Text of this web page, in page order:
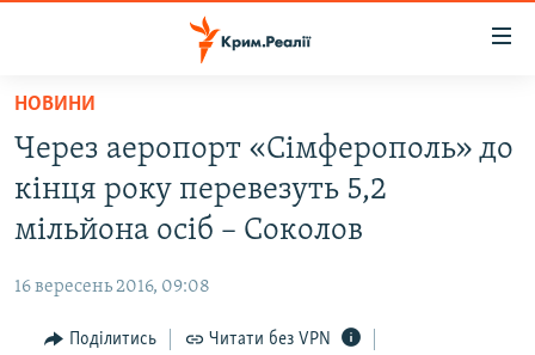
Перейти
основного
матеріалу
Перейти
до
основної
навігації
Перейти
ВОДА.КРИМ
ВІДЕО ТА ФОТО
БЛОГИ
ПОГЛЯД
НОВИНИ
Через аеропорт «Сімферополь» до
кінця року перевезуть 5,2
мільйона осіб – Соколов
16 вересень 2016, 09:08
Поділитись Читати без VPN